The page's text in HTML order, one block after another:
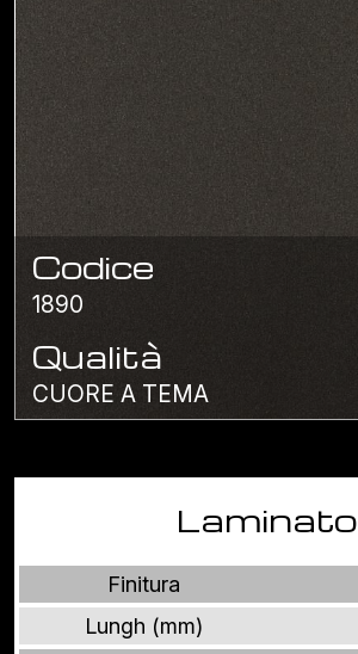
Codice
1890
Qualità
CUORE A TEMA
Laminato
Finitura
Lungh (mm)